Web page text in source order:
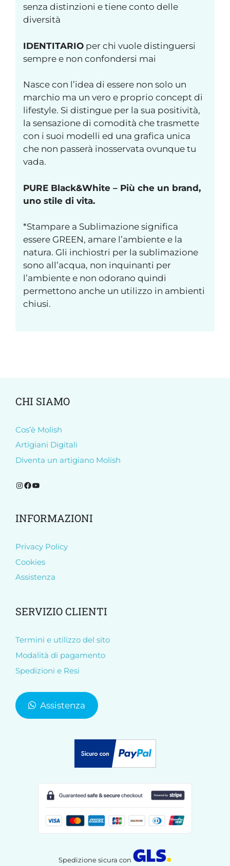
senza distinzioni e tiene conto delle
diversità
IDENTITARIO per chi vuole distinguersi
sempre e non confondersi mai
Nasce con l’idea di essere non solo un
marchio ma un vero e proprio concept di
lifestyle. Si distingue per la sua positività,
la sensazione di comodità che trasmette
con i suoi modelli ed una grafica unica
che non passerà inosservata ovunque tu
vada.
PURE Black&White – Più che un brand,
uno stile di vita.
*Stampare a Sublimazione significa
essere GREEN, amare l’ambiente e la
natura. Gli inchiostri per la sublimazione
sono all’acqua, non inquinanti per
l’ambiente e non odorano quindi
permettono anche un utilizzo in ambienti
chiusi.
CHI SIAMO
Cos’è Molish
Artigiani Digitali
Diventa un artigiano Molish
Segui Molish su Instagram
Segui Molish su Facebook
Iscriviti al nostro canale YouTube
INFORMAZIONI
Privacy Policy
Cookies
Assistenza
SERVIZIO CLIENTI
Termini e utilizzo del sito
Modalità di pagamento
Spedizioni e Resi
Assistenza
Spedizione sicura con